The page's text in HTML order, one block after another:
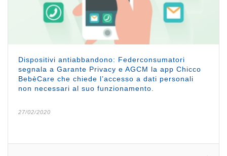
Dispositivi antiabbandono: Federconsumatori
segnala a Garante Privacy e AGCM la app Chicco
BebèCare che chiede l’accesso a dati personali
non necessari al suo funzionamento.
27/02/2020